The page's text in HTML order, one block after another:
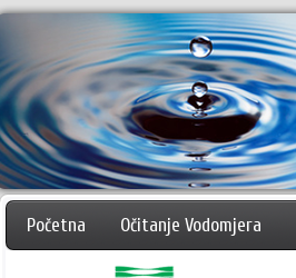
Početna Očitanje Vodomjera